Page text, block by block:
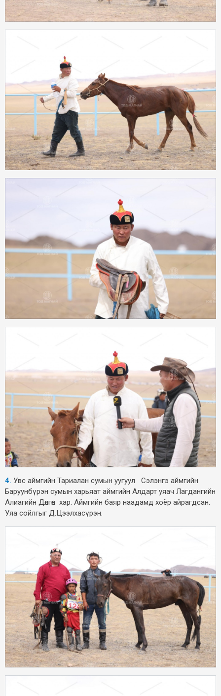
4. Увс аймгийн Тариалан сумын уугуул Сэлэнгэ аймгийн
Баруунбүрэн сумын харьяат аймгийн Алдарт уяач Лагдангийн
Алиагийн Дөлгөөн хар. Аймгийн баяр наадамд хоёр айрагдсан.
Уяа сойлгыг Д.Цээлхасүрэн.